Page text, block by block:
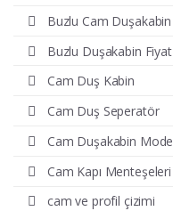
Buzlu Cam Duşakabin
Buzlu Duşakabin
Cam Duş Kabin
Cam Duş Seperatör
Cam Duşakabin
Cam Kapı Menteşeleri
cam ve profil çizimi